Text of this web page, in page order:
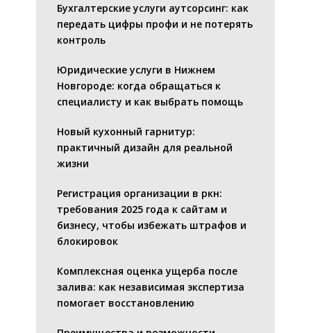
Бухгалтерские услуги аутсорсинг: как
передать цифры профи и не потерять
контроль
Юридические услуги в Нижнем
Новгороде: когда обращаться к
специалисту и как выбрать помощь
Новый кухонный гарнитур:
практичный дизайн для реальной
жизни
Регистрация организации в ркн:
требования 2025 года к сайтам и
бизнесу, чтобы избежать штрафов и
блокировок
Комплексная оценка ущерба после
залива: как независимая экспертиза
помогает восстановлению